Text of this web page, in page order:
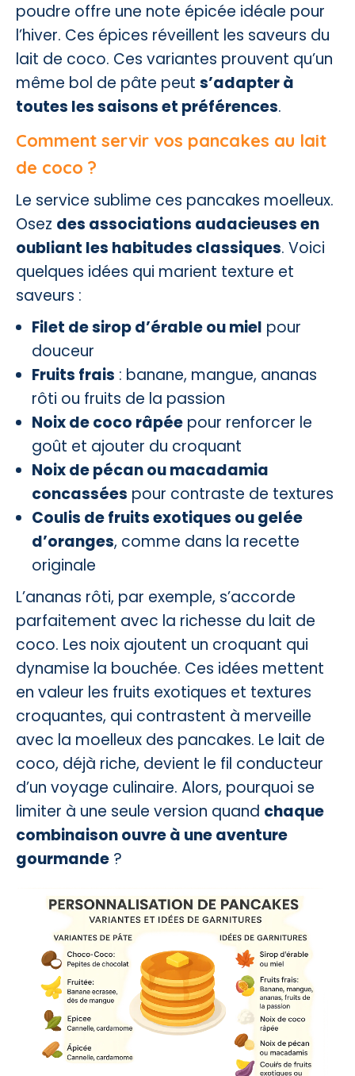
poudre offre une note épicée idéale pour
l’hiver. Ces épices réveillent les saveurs du
lait de coco. Ces variantes prouvent qu’un
même bol de pâte peut s’adapter à
toutes les saisons et préférences.
Comment servir vos pancakes au lait
de coco ?
Le service sublime ces pancakes moelleux.
Osez des associations audacieuses en
oubliant les habitudes classiques. Voici
quelques idées qui marient texture et
saveurs :
Filet de sirop d’érable ou miel pour
douceur
Fruits frais : banane, mangue, ananas
rôti ou fruits de la passion
Noix de coco râpée pour renforcer le
goût et ajouter du croquant
Noix de pécan ou macadamia
concassées pour contraste de textures
Coulis de fruits exotiques ou gelée
d’oranges, comme dans la recette
originale
L’ananas rôti, par exemple, s’accorde
parfaitement avec la richesse du lait de
coco. Les noix ajoutent un croquant qui
dynamise la bouchée. Ces idées mettent
en valeur les fruits exotiques et textures
croquantes, qui contrastent à merveille
avec la moelleux des pancakes. Le lait de
coco, déjà riche, devient le fil conducteur
d’un voyage culinaire. Alors, pourquoi se
limiter à une seule version quand chaque
combinaison ouvre à une aventure
gourmande ?